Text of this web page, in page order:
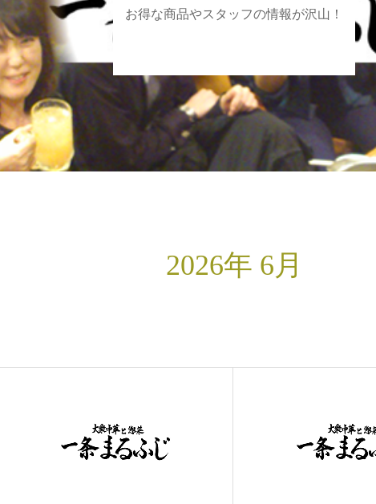
お得な商品やスタッフの情報が沢山！
2026年 6月